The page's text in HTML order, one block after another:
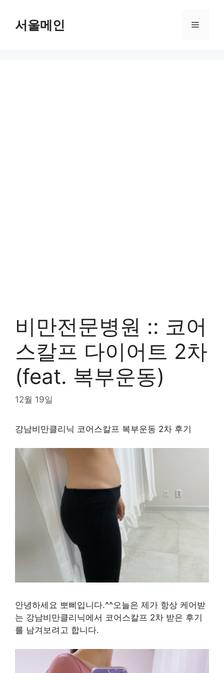
content서울메인 Menu
비만전문병원 :: 코어
스칼프 다이어트 2차
(feat. 복부운동)
12월 19일
강남비만클리닉 코어스칼프 복부운동 2차 후기
안녕하세요 뽀삐입니다.^^오늘은 제가 항상 케어받
는 강남비만클리닉에서 코어스칼프 2차 받은 후기
를 남겨보려고 합니다.